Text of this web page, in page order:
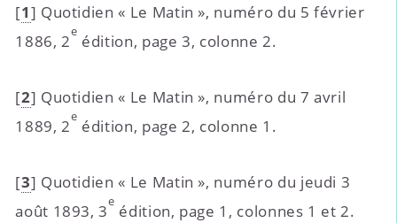
[1] Quotidien « Le Matin », numéro du 5 février
1886, 2
e
édition, page 3, colonne 2.
[2] Quotidien « Le Matin », numéro du 7 avril
1889, 2
e
édition, page 2, colonne 1.
[3] Quotidien « Le Matin », numéro du jeudi 3
août 1893, 3
e
édition, page 1, colonnes 1 et 2.